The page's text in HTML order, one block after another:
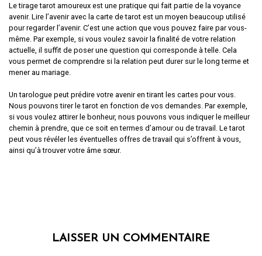
Le tirage tarot amoureux est une pratique qui fait partie de la voyance
avenir. Lire l’avenir avec la carte de tarot est un moyen beaucoup utilisé
pour regarder l’avenir. C’est une action que vous pouvez faire par vous-
même. Par exemple, si vous voulez savoir la finalité de votre relation
actuelle, il suffit de poser une question qui corresponde à telle. Cela
vous permet de comprendre si la relation peut durer sur le long terme et
mener au mariage.
Un tarologue peut prédire votre avenir en tirant les cartes pour vous.
Nous pouvons tirer le tarot en fonction de vos demandes. Par exemple,
si vous voulez attirer le bonheur, nous pouvons vous indiquer le meilleur
chemin à prendre, que ce soit en termes d’amour ou de travail. Le tarot
peut vous révéler les éventuelles offres de travail qui s’offrent à vous,
ainsi qu’à trouver votre âme sœur.
LAISSER UN COMMENTAIRE